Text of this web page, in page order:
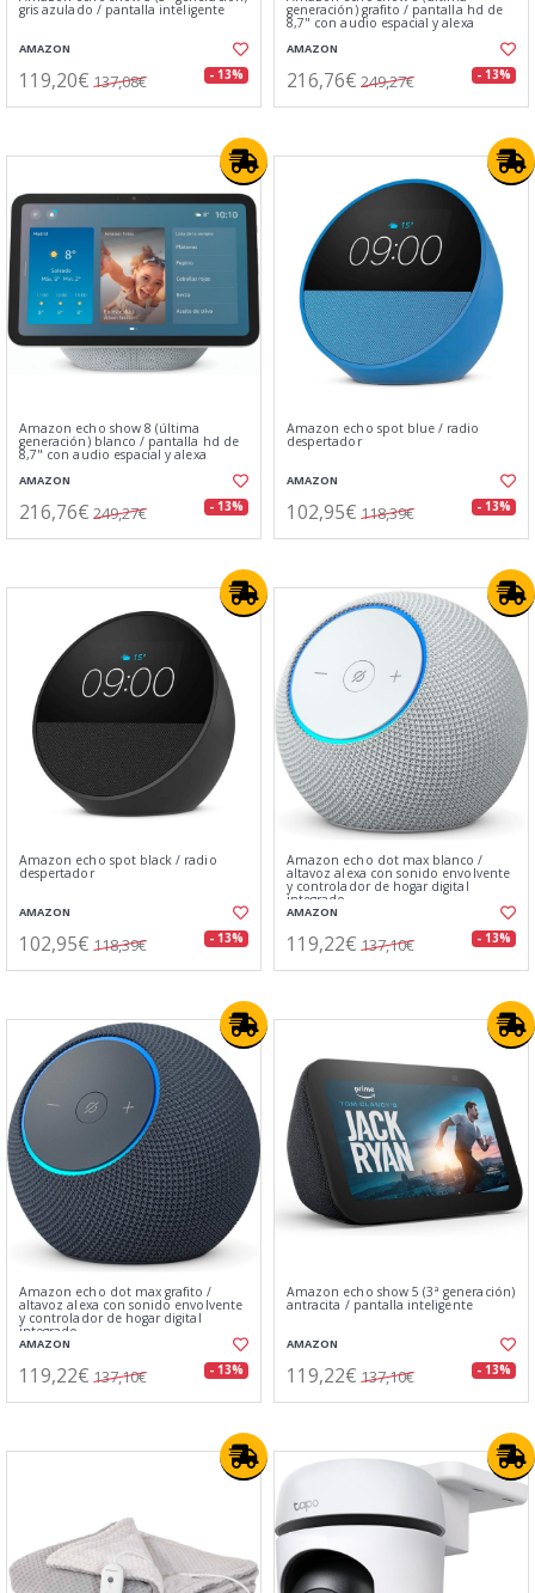
gris azulado / pantalla inteligente
AMAZON
119,20€ 137,08€ - 13%
generación) grafito / pantalla hd de
8,7" con audio espacial y alexa
AMAZON
216,76€ 249,27€ - 13%
Amazon echo show 8 (última
generación) blanco / pantalla hd de
8,7" con audio espacial y alexa
AMAZON
216,76€ 249,27€ - 13%
Amazon echo spot blue / radio
despertador
AMAZON
102,95€ 118,39€ - 13%
Amazon echo spot black / radio
despertador
AMAZON
102,95€ 118,39€ - 13%
Amazon echo dot max blanco /
altavoz alexa con sonido envolvente
y controlador de hogar digital
integrado
AMAZON
119,22€ 137,10€ - 13%
Amazon echo dot max grafito /
altavoz alexa con sonido envolvente
y controlador de hogar digital
integrado
AMAZON
119,22€ 137,10€ - 13%
Amazon echo show 5 (3ª generación)
antracita / pantalla inteligente
AMAZON
119,22€ 137,10€ - 13%